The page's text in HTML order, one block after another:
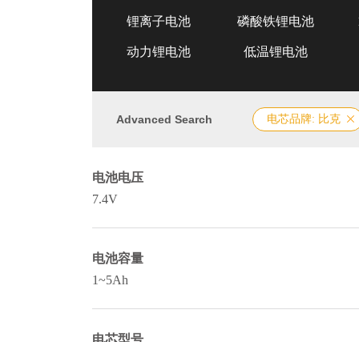
锂离子电池 磷酸铁锂电池
动力锂电池 低温锂电池
Advanced Search 电芯品牌: 比克
电池电压
7.4V
电池容量
1~5Ah
电芯型号